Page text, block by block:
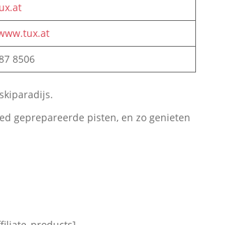
8506
geprepareerde pisten, en zo genieten